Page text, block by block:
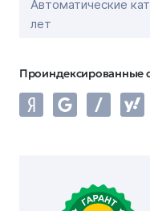
Автоматические
лет
Проиндексированные